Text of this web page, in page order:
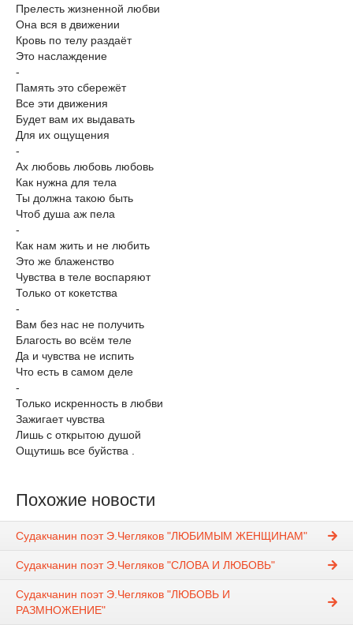
Прелесть жизненной любви
Она вся в движении
Кровь по телу раздаёт
Это наслаждение
-
Память это сбережёт
Все эти движения
Будет вам их выдавать
Для их ощущения
-
Ах любовь любовь любовь
Как нужна для тела
Ты должна такою быть
Чтоб душа аж пела
-
Как нам жить и не любить
Это же блаженство
Чувства в теле воспаряют
Только от кокетства
-
Вам без нас не получить
Благость во всём теле
Да и чувства не испить
Что есть в самом деле
-
Только искренность в любви
Зажигает чувства
Лишь с открытою душой
Ощутишь все буйства .
Похожие новости
Судакчанин поэт Э.Чегляков "ЛЮБИМЫМ ЖЕНЩИНАМ"
Судакчанин поэт Э.Чегляков "СЛОВА И ЛЮБОВЬ"
Судакчанин поэт Э.Чегляков "ЛЮБОВЬ И
РАЗМНОЖЕНИЕ"